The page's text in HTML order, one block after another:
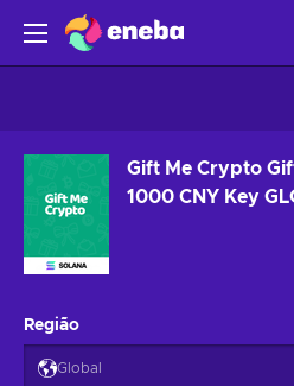
Gift Me Crypto
1000 CNY Key
Região
Global